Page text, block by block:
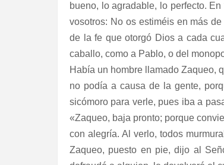
bueno, lo agradable, lo perfecto.
vosotros: No os estiméis en más
de la fe que otorgó Dios a cada
caballo, como a Pablo, o del
Había un hombre llamado Zaqueo,
no podía a causa de la gente,
sicómoro para verle, pues iba a
«Zaqueo, baja pronto; porque
con alegría. Al verlo, todos
Zaqueo, puesto en pie, dijo al